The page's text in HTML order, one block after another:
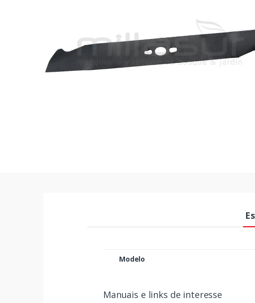
Modelo
Manuais e links de interesse